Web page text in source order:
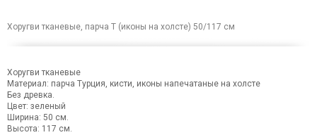
Хоругви тканевые, парча Т (иконы на холсте) 50/117 см
Хоругви тканевые
Материал: парча Турция, кисти, иконы напечатаные на холсте
Без древка.
Цвет: зеленый
Ширина: 50 см.
Высота: 117 см.